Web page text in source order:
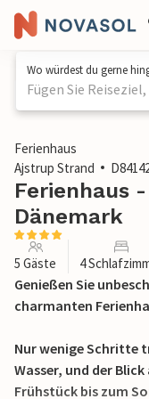
Wo würdest du gerne
Fügen Sie
1 / 22
Ferienhaus
Ajstrup Strand
Ferienhaus
Dänemark
5 Gäste 4
Genießen Sie
charmanten
Nur wenige Schritte
Wasser, und der
Frühstück bis zum